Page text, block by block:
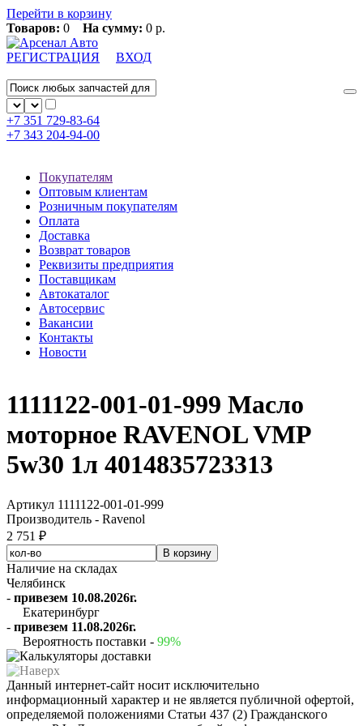
Перейти в корзину
Товаров: 0 На сумму: 0 р.
РЕГИСТРАЦИЯ ВХОД
+7 351 729-83-64
+7 343 204-94-00
Покупателям
Оптовым клиентам
Розничным покупателям
Оплата
Доставка
Возврат товаров
Реквизиты предприятия
Поставщикам
Автокаталог
Автосервис
Вакансии
Контакты
Новости
1111122-001-01-999 Масло
моторное RAVENOL VMP
5w30 1л 4014835723313
Артикул 1111122-001-01-999
Производитель - Ravenol
2 751 ₽
Наличие на складах
Челябинск
- привезем 10.08.2026г.
Екатеринбург
- привезем 11.08.2026г.
Вероятность поставки - 99%
Данный интернет-сайт носит исключительно
информационный характер и не является публичной офертой,
определяемой положениями Статьи 437 (2) Гражданского